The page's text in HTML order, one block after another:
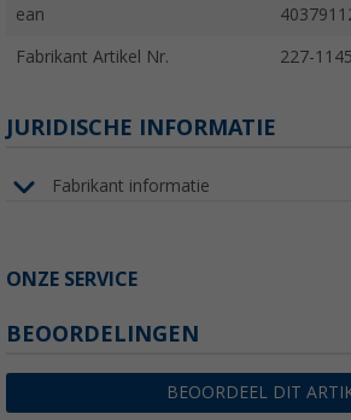
ean
Fabrikant Artikel Nr. 227-
JURIDISCHE INFORMATIE
Fabrikant informatie
ONZE SERVICE
BEOORDELINGEN
BEOORDEEL DIT